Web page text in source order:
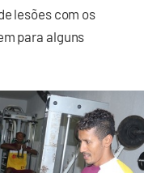
lesões com os
para alguns